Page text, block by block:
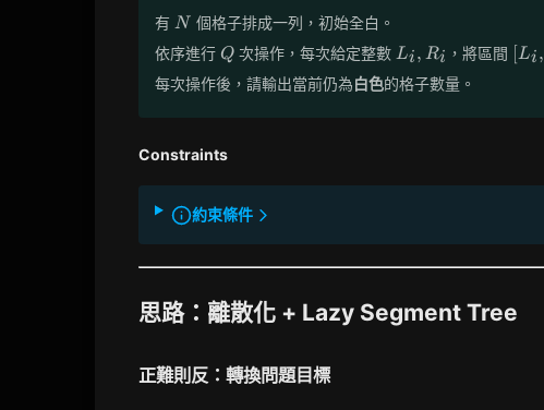
有 N
N 個格子排成一列，初始全白。
依序進行 Q
Q 次操作，每次給定整數 L_i,
R_i
Li, Ri ，將區間 [L_i,
R_i]
Li,
每次操作後，請輸出當前仍為白色的格子數量。
Constraints
約束條件
思路：離散化 + Lazy Segment Tree
正難則反：轉換問題目標